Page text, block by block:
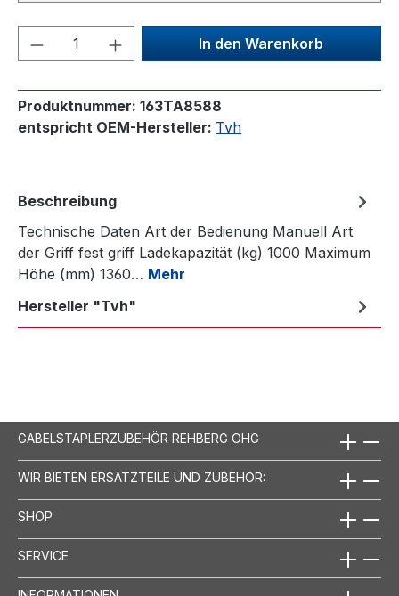
Produkt Anzahl: Gib denIn den Warenkorb
Produktnummer: 163TA8588
entspricht OEM-Hersteller: Tvh
Beschreibung
Technische Daten Art der Bedienung Manuell Art
der Griff fest griff Ladekapazität (kg) 1000 Maximum
Höhe (mm) 1360… Mehr
Hersteller "Tvh"
GABELSTAPLERZUBEHÖR REHBERG OHG
WIR BIETEN ERSATZTEILE UND ZUBEHÖR:
SHOP
SERVICE